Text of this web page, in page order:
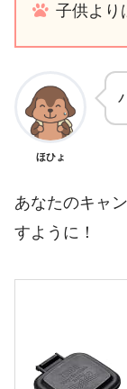
子供より
ほひょ
あなたのキャ
すように！